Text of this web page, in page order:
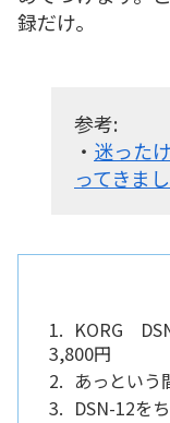
録だけ。
参考:
・ 迷った
ってきま
KORG
3,800円
あっという
DSN-12を